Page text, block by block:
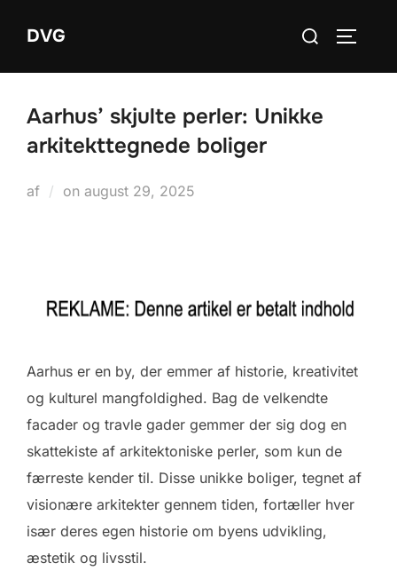
DVG
Søg
Aarhus’ skjulte perler: Unikke
arkitekttegnede boliger
af on Udgivet
august 29, 2025
Aarhus er en by, der emmer af historie, kreativitet
og kulturel mangfoldighed. Bag de velkendte
facader og travle gader gemmer der sig dog en
skattekiste af arkitektoniske perler, som kun de
færreste kender til. Disse unikke boliger, tegnet af
visionære arkitekter gennem tiden, fortæller hver
især deres egen historie om byens udvikling,
æstetik og livsstil.